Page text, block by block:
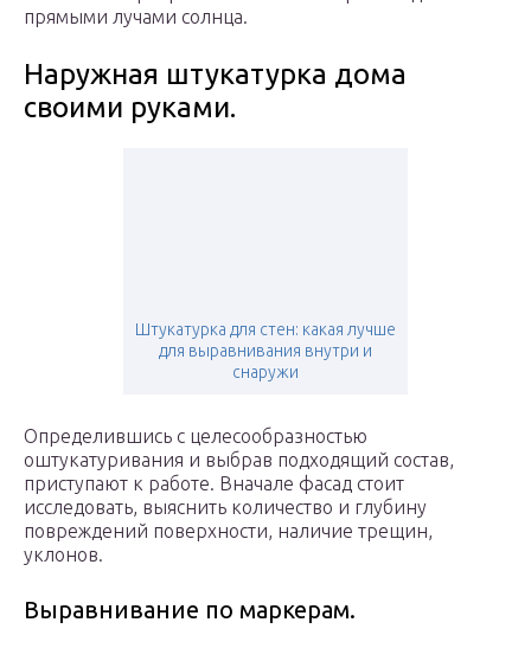
прямыми лучами солнца.
Наружная штукатурка дома
своими руками.
Штукатурка для стен: какая лучше
для выравнивания внутри и
снаружи
Определившись с целесообразностью
оштукатуривания и выбрав подходящий состав,
приступают к работе. Вначале фасад стоит
исследовать, выяснить количество и глубину
повреждений поверхности, наличие трещин,
уклонов.
Выравнивание по маркерам.